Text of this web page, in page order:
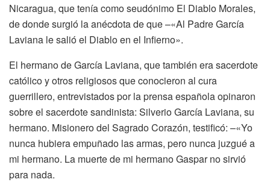
Nicaragua, que tenía como seudónimo El Diablo Morales,
de donde surgió la anécdota de que –«Al Padre García
Laviana le salió el Diablo en el Infierno».
El hermano de García Laviana, que también era sacerdote
católico y otros religiosos que conocieron al cura
guerrillero, entrevistados por la prensa española opinaron
sobre el sacerdote sandinista: Silverio García Laviana, su
hermano. Misionero del Sagrado Corazón, testificó: –«Yo
nunca hubiera empuñado las armas, pero nunca juzgué a
mi hermano. La muerte de mi hermano Gaspar no sirvió
para nada.